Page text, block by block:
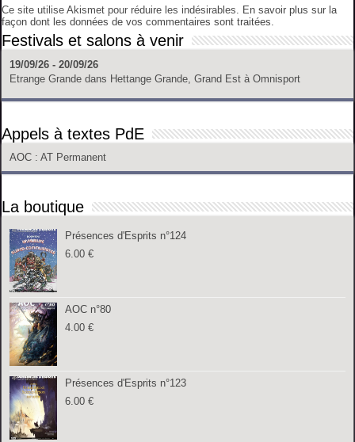
Ce site utilise Akismet pour réduire les indésirables. En savoir plus sur la
façon dont les données de vos commentaires sont traitées.
Festivals et salons à venir
19/09/26 - 20/09/26
Etrange Grande dans Hettange Grande, Grand Est à Omnisport
Appels à textes PdE
AOC : AT Permanent
La boutique
Présences d'Esprits n°124
6.00€
AOC n°80
4.00€
Présences d'Esprits n°123
6.00€